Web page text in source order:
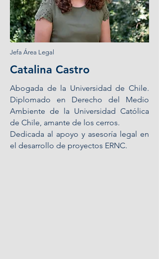
Jefa Área Legal
Catalina Castro
Abogada de la Universidad de Chile.
Diplomado en Derecho del Medio
Ambiente de la Universidad Católica
de Chile, amante de los cerros.
Dedicada al apoyo y asesoría legal en
el desarrollo de proyectos ERNC.